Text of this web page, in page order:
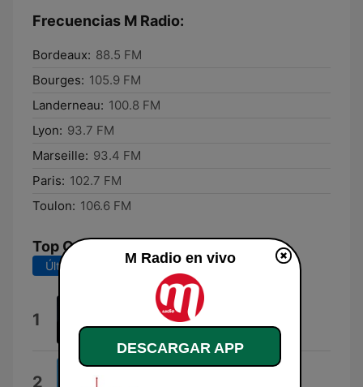
Frecuencias M Radio:
Bordeaux: 88.5 FM
Bourges: 105.9 FM
Landerneau: 100.8 FM
Lyon: 93.7 FM
Marseille: 93.4 FM
Paris: 102.7 FM
Toulon: 106.6 FM
Top Canciones
Últimos 7 días Últimos 30 días
1 M'envoler
Jeck
2
M Radio en vivo
DESCARGAR APP